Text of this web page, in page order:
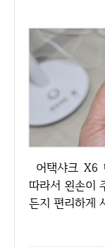
어택샤크 X6 마우스는 좌/우 대칭형 마우스입니다.
따라서 왼손이
든지 편리하게